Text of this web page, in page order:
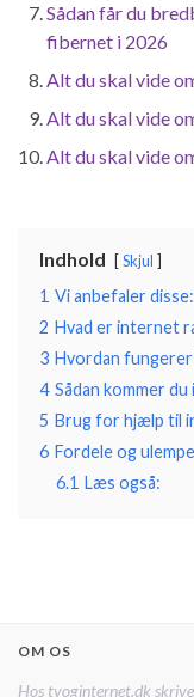
Sådan får du
fibernet i 2026
Alt du skal vide
Alt du skal vide
Alt du skal vide
Indhold Skjul
1 Vi anbefaler disse:
2 Hvad er internet
3 Hvordan
4 Sådan kommer
5 Brug for hjælp til
6 Fordele og
6.1 Læs også:
OM OS
Hos tvoginternet.dk